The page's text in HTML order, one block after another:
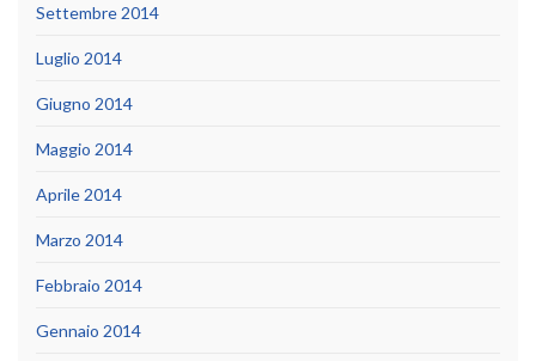
Settembre 2014
Luglio 2014
Giugno 2014
Maggio 2014
Aprile 2014
Marzo 2014
Febbraio 2014
Gennaio 2014